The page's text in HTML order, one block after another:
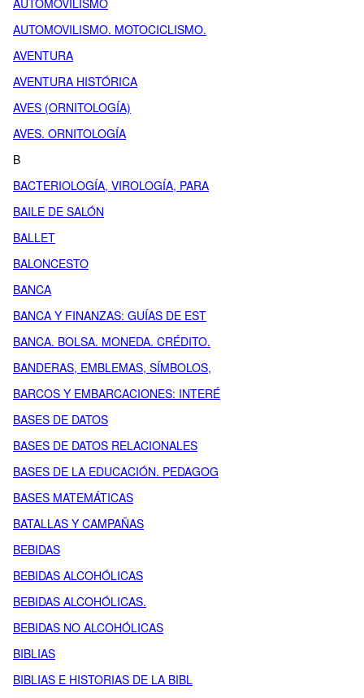
AUTOMOVILISMO
AUTOMOVILISMO. MOTOCICLISMO.
AVENTURA
AVENTURA HISTÓRICA
AVES (ORNITOLOGÍA)
AVES. ORNITOLOGÍA
B
BACTERIOLOGÍA, VIROLOGÍA, PARA
BAILE DE SALÓN
BALLET
BALONCESTO
BANCA
BANCA Y FINANZAS: GUÍAS DE EST
BANCA. BOLSA. MONEDA. CRÉDITO.
BANDERAS, EMBLEMAS, SÍMBOLOS,
BARCOS Y EMBARCACIONES: INTERÉ
BASES DE DATOS
BASES DE DATOS RELACIONALES
BASES DE LA EDUCACIÓN. PEDAGOG
BASES MATEMÁTICAS
BATALLAS Y CAMPAÑAS
BEBIDAS
BEBIDAS ALCOHÓLICAS
BEBIDAS ALCOHÓLICAS.
BEBIDAS NO ALCOHÓLICAS
BIBLIAS
BIBLIAS E HISTORIAS DE LA BIBL